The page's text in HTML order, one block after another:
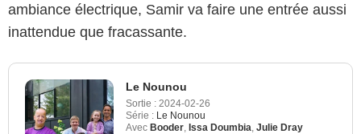
ambiance électrique, Samir va faire une entrée aussi
inattendue que fracassante.
Le Nounou
Sortie : 2024-02-26
Série : Le Nounou
Avec Booder Issa Doumbia Julie Dray